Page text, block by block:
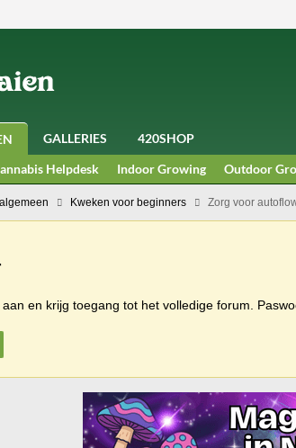
GALLERIES
420SHOP
Helpdesk Indoor Growing Outdoor
Kweken voor beginners Zorg voor
aan en krijg toegang tot het volledige forum.